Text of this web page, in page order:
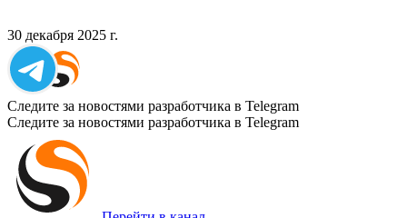
30 декабря 2025 г.
Следите за новостями разработчика в Telegram
Следите за новостями разработчика в Telegram